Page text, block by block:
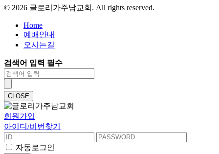
© 2026 글로리가주남교회. All rights reserved.
Home
예배안내
오시는길
검색어 입력 필수
CLOSE
회원가입
아이디/비번찾기
자동로그인